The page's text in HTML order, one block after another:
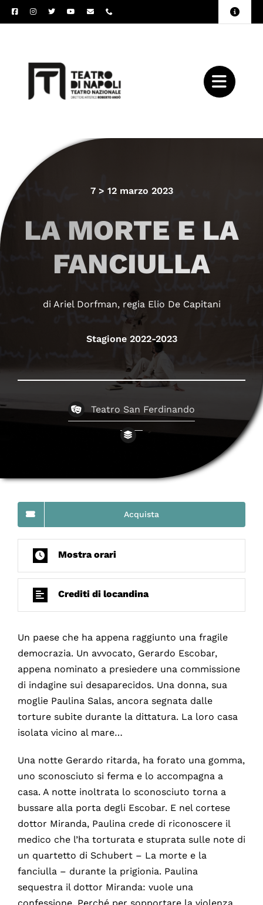
Salta
al
Toggle
7 > 12 marzo 2023
LA MORTE E LA
FANCIULLA
di Ariel Dorfman, regia Elio De Capitani
Stagione 2022-2023
Teatro San Ferdinando
Acquista
Mostra orari
Crediti di locandina
Un paese che ha appena raggiunto una fragile
democrazia. Un avvocato, Gerardo Escobar,
appena nominato a presiedere una commissione
di indagine sui desaparecidos. Una donna, sua
moglie Paulina Salas, ancora segnata dalle
torture subite durante la dittatura. La loro casa
isolata vicino al mare…
Una notte Gerardo ritarda, ha forato una gomma,
uno sconosciuto si ferma e lo accompagna a
casa. A notte inoltrata lo sconosciuto torna a
bussare alla porta degli Escobar. E nel cortese
dottor Miranda, Paulina crede di riconoscere il
medico che l’ha torturata e stuprata sulle note di
un quartetto di Schubert – La morte e la
fanciulla – durante la prigionia. Paulina
sequestra il dottor Miranda: vuole una